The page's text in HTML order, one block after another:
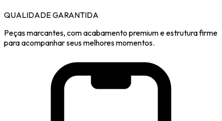
QUALIDADE GARANTIDA
Peças marcantes, com acabamento premium e estrutura firme
para acompanhar seus melhores momentos.